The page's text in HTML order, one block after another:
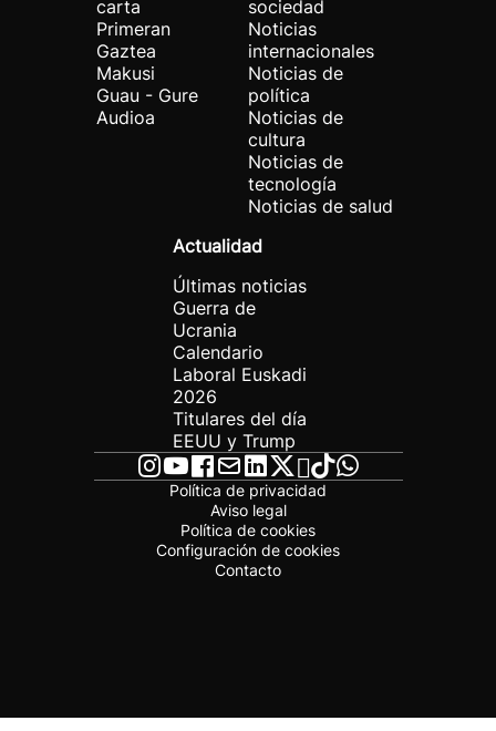
carta
Primeran
Gaztea
Makusi
Guau - Gure
Audioa
sociedad
Noticias
internacionales
Noticias de
política
Noticias de
cultura
Noticias de
tecnología
Noticias de salud
Actualidad
Últimas noticias
Guerra de
Ucrania
Calendario
Laboral Euskadi
2026
Titulares del día
EEUU y Trump
Política de privacidad
Aviso legal
Política de cookies
Configuración de cookies
Contacto